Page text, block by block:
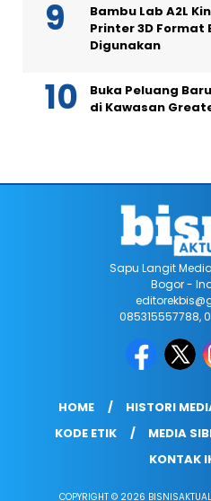
Bambu Lab A2L
Printer 3D Format
Digunakan
Buka Peluang
di Kawasan
Sapu Langit
Bogor -
085315557788,
HOME HISTORI
KODE ETIK
MEDIA
KONTAK
COPYRIGHT © 2026